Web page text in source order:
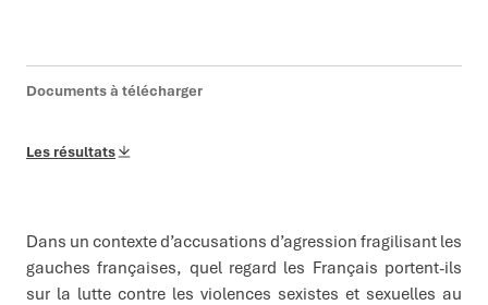
Documents à télécharger
Les résultats
Dans un contexte d’accusations d’agression fragilisant les
gauches françaises, quel regard les Français portent-ils
sur la lutte contre les violences sexistes et sexuelles au